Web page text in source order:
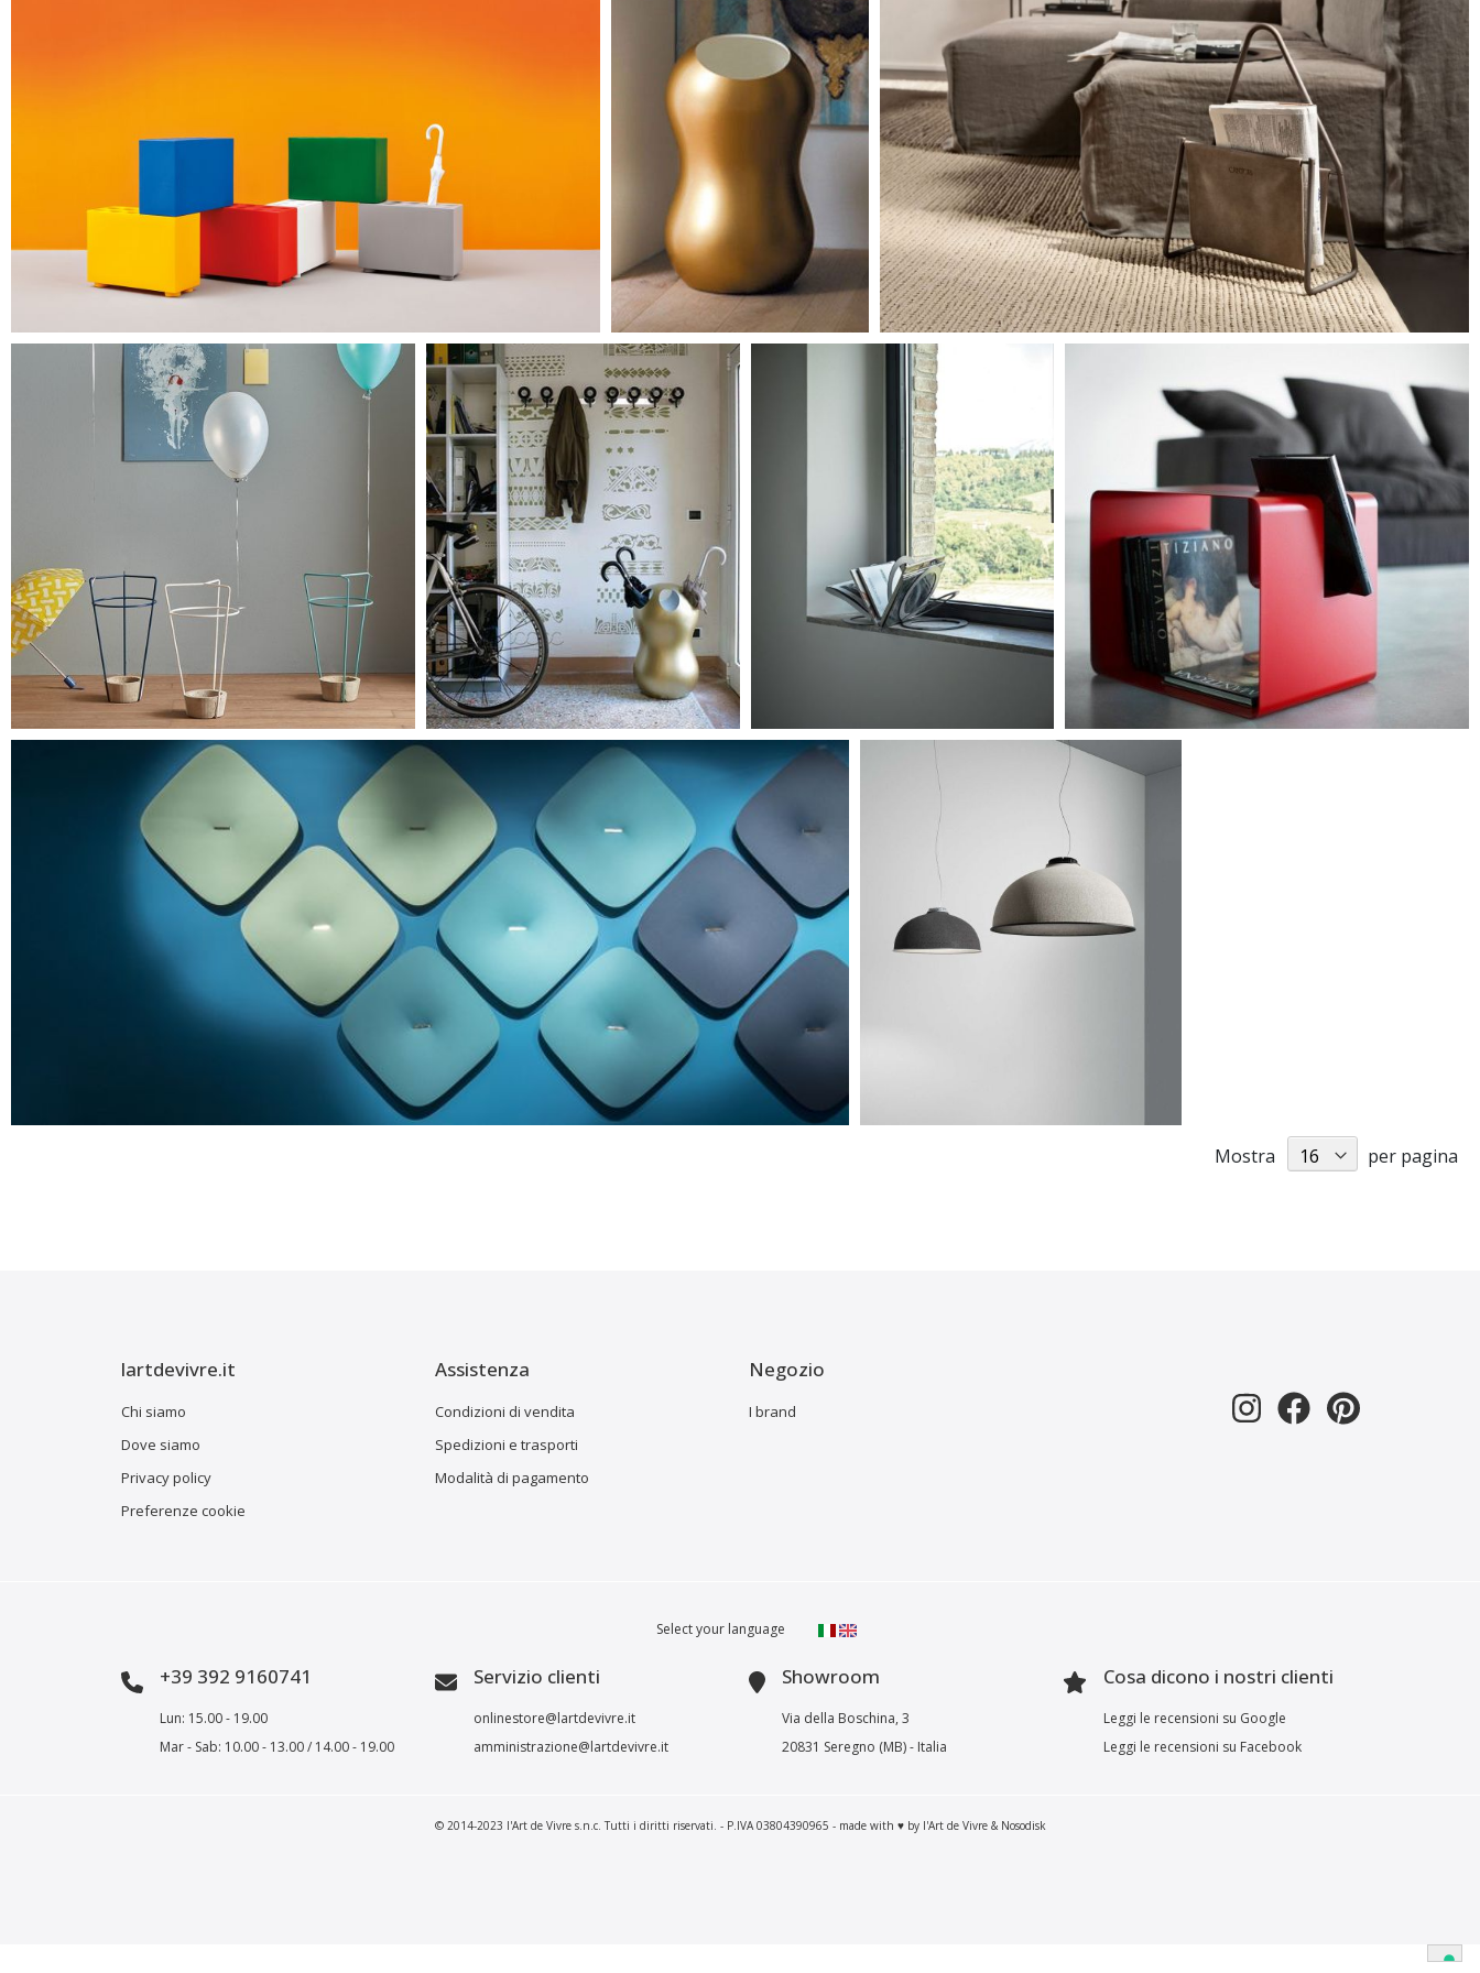
Mostra per pagina
lartdevivre.it
Chi siamo
Dove siamo
Privacy policy
Preferenze cookie
Assistenza
Condizioni di vendita
Spedizioni e trasporti
Modalità di pagamento
Negozio
I brand
Select your language
+39 392 9160741
Lun: 15.00 - 19.00
Mar - Sab: 10.00 - 13.00 / 14.00 - 19.00
Servizio clienti
onlinestore@lartdevivre.it
amministrazione@lartdevivre.it
Showroom
Via della Boschina, 3
20831 Seregno (MB) - Italia
Cosa dicono i nostri clienti
Leggi le recensioni su Google
Leggi le recensioni su Facebook
© 2014-2023 l'Art de Vivre s.n.c. Tutti i diritti riservati. - P.IVA 03804390965 - made with ♥ by l'Art de Vivre & Nosodisk